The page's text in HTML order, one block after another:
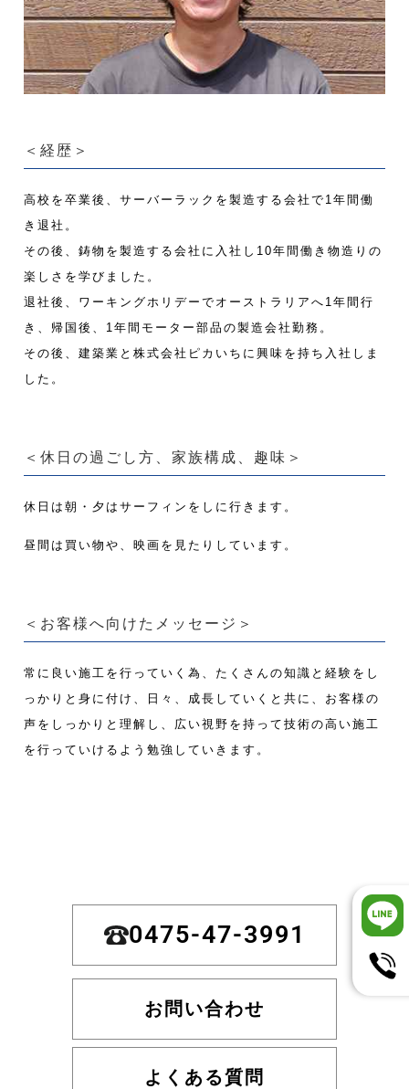
＜経歴＞
高校を卒業後、サーバーラックを製造する会社で1年間働
き退社。
その後、鋳物を製造する会社に入社し10年間働き物造りの
楽しさを学びました。
退社後、ワーキングホリデーでオーストラリアへ1年間行
き、帰国後、1年間モーター部品の製造会社勤務。
その後、建築業と株式会社ピカいちに興味を持ち入社しま
した。
＜休日の過ごし方、家族構成、趣味＞
休日は朝・夕はサーフィンをしに行きます。
昼間は買い物や、映画を見たりしています。
＜お客様へ向けたメッセージ＞
常に良い施工を行っていく為、たくさんの知識と経験をし
っかりと身に付け、日々、成長していくと共に、お客様の
声をしっかりと理解し、広い視野を持って技術の高い施工
を行っていけるよう勉強していきます。
0475-47-3991
お問い合わせ
よくある質問